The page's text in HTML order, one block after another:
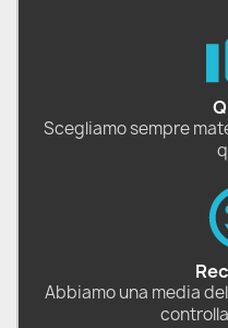
Scegliamo sempre
Abbiamo una media